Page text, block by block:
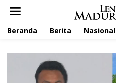
Beranda Berita Nasional